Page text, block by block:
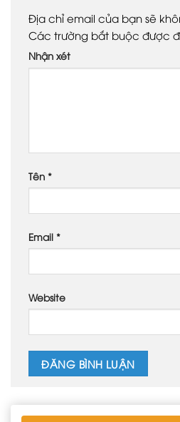
Địa chỉ email của bạn sẽ
Các trường bắt buộc được
Nhận xét
Tên *
Email *
Website